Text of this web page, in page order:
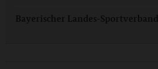
Bayerischer Landes-Sportverband